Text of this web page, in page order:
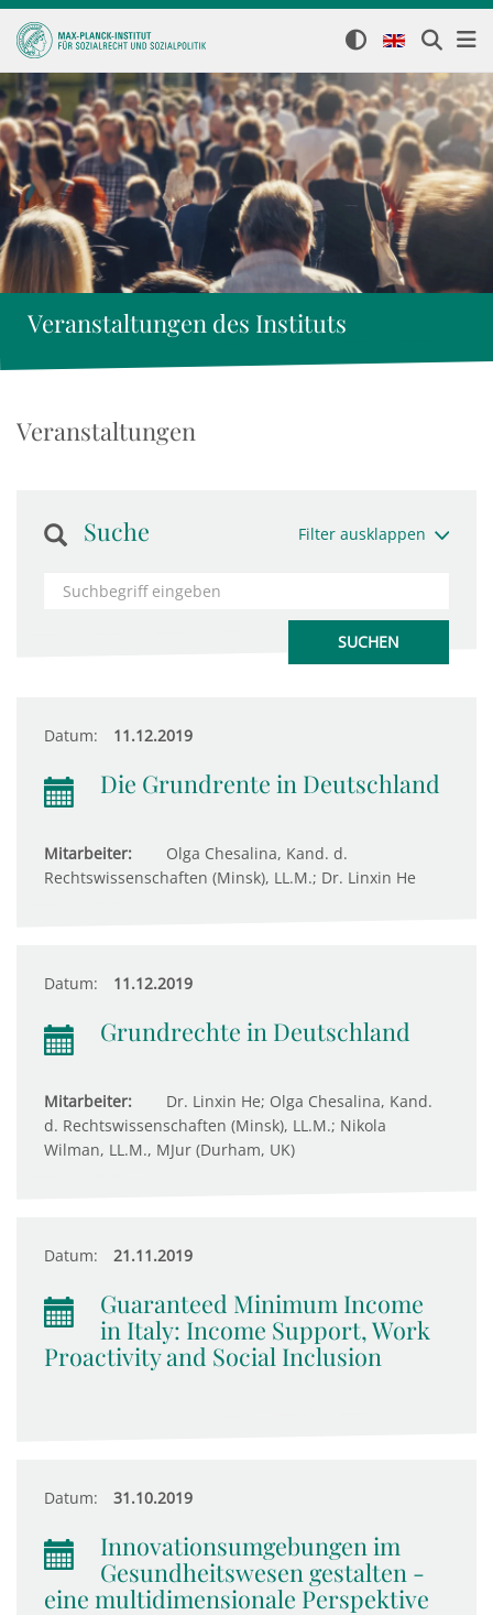
Veranstaltungen des Instituts
Veranstaltungen
Suche Filter ausklappen
Datum: 11.12.2019
Die Grundrente in Deutschland
Mitarbeiter:
Olga Chesalina, Kand. d.
Rechtswissenschaften (Minsk), LL.M.; Dr. Linxin He
Datum: 11.12.2019
Grundrechte in Deutschland
Mitarbeiter:
Dr. Linxin He; Olga Chesalina, Kand.
d. Rechtswissenschaften (Minsk), LL.M.; Nikola
Wilman, LL.M., MJur (Durham, UK)
Datum: 21.11.2019
Guaranteed Minimum Income
in Italy: Income Support, Work
Proactivity and Social Inclusion
Datum: 31.10.2019
Innovationsumgebungen im
Gesundheitswesen gestalten -
eine multidimensionale Perspektive